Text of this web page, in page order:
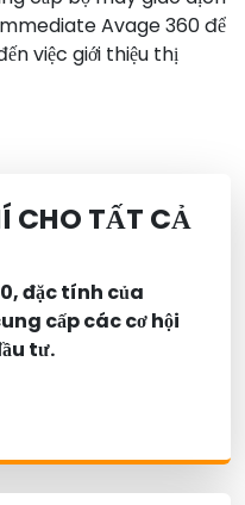
Avage 360 để
việc giới thiệu thị
CHO TẤT CẢ
đặc tính của
cấp các cơ hội
tư.